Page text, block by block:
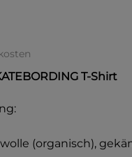
T-Shirt
(organisch),